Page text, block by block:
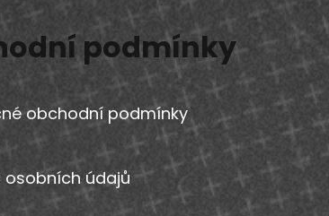
podmínky
obchodní podmínky
osobních údajů